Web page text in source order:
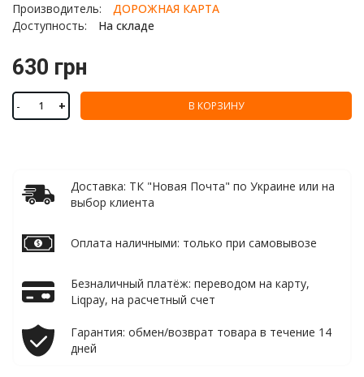
Производитель:
ДОРОЖНАЯ КАРТА
Доступность:
На складе
630 грн
- + В КОРЗИНУ
Доставка: ТК "Новая Почта" по Украине или на
выбор клиента
Оплата наличными: только при самовывозе
Безналичный платёж: переводом на карту,
Liqpay, на расчетный счет
Гарантия: обмен/возврат товара в течение 14
дней